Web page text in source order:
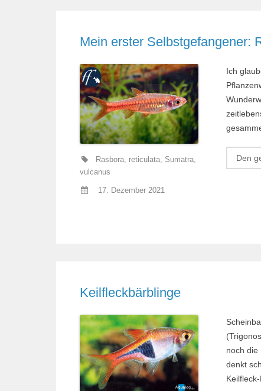
Mein erster Selbstgefangener:
Rasbora, reticulata, Sumatra,
vulcanus
17. Dezember 2021
Ich
Den
Keilfleckbärblinge
noch die
denkt